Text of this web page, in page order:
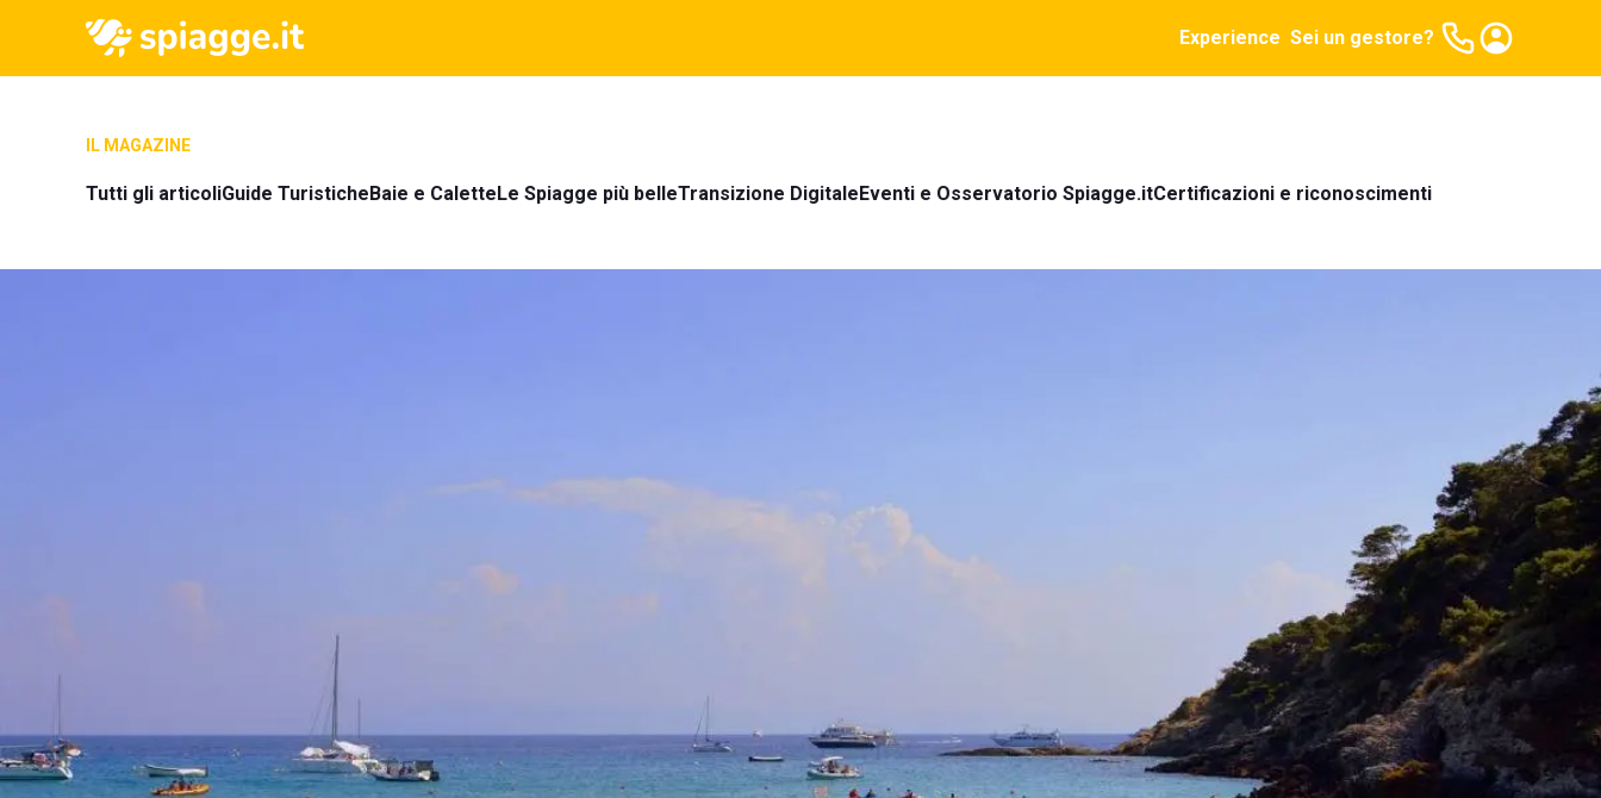
Experience Sei un gestore?
IL MAGAZINE
Tutti gli articoliGuide TuristicheBaie e CaletteLe Spiagge più belleTransizione DigitaleEventi e Osservatorio Spiagge.itCertificazioni e riconoscimenti